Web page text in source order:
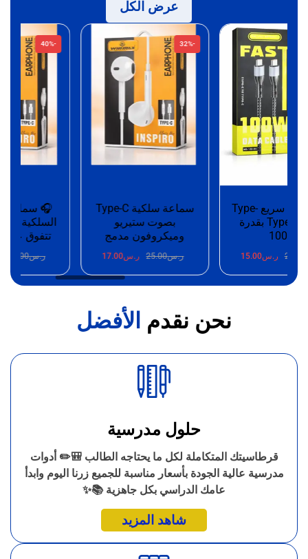
عرض الكل
كابل شحن سريع Type-
C إلى Type-C بقدرة
100W
ر.س15.00
سماعة سلكية Type-C
بصوت ستيريو
وميكروفون مدمج
ر.س25.00 ر.س17.00
السلكية –
تتفوق على
ر.س25.00
نحن نقدم الأفضل
حلول مدرسية
قرطاسيتك المتكاملة لكل ما يحتاجه الطالب 🎒✏️ أدوات
مدرسية عالية الجودة بأسعار مناسبة للجميع زرنا اليوم وابدأ
عامك الدراسي بكل جاهزية 📚✨
شاهد المزيد